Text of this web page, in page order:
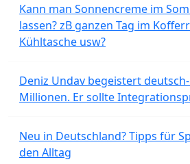
Kann man Sonnencreme im
lassen? zB ganzen Tag im
Kühltasche usw?
Deniz Undav begeistert
Millionen. Er sollte
Neu in Deutschland? Tipps für
den Alltag